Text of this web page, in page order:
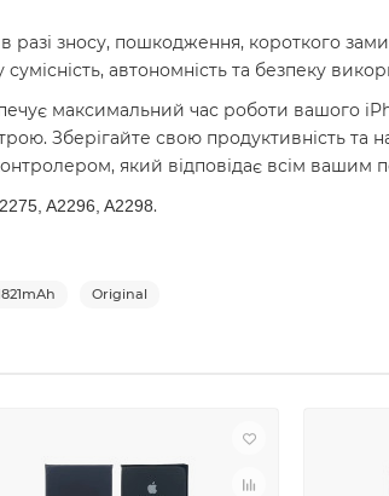
разі зносу, пошкодження, короткого
автономність та безпеку
максимальний час роботи вашого
Зберігайте свою продуктивність та
який відповідає всім вашим
A2296, A2298.
Original